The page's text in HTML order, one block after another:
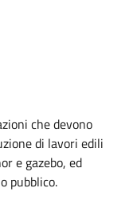
che devono
di lavori edili
e gazebo, ed
pubblico.